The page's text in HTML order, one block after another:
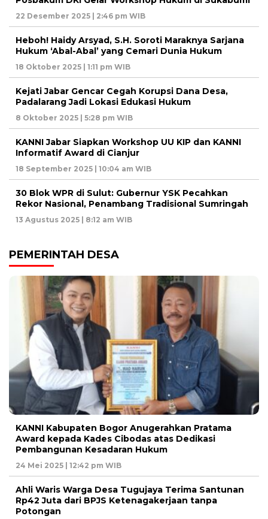
22 Desember 2025 | 2:46 pm WIB
Heboh! Haidy Arsyad, S.H. Soroti Maraknya Sarjana
Hukum ‘Abal-Abal’ yang Cemari Dunia Hukum
18 Oktober 2025 | 1:11 pm WIB
Kejati Jabar Gencar Cegah Korupsi Dana Desa,
Padalarang Jadi Lokasi Edukasi Hukum
8 Oktober 2025 | 5:28 pm WIB
KANNI Jabar Siapkan Workshop UU KIP dan KANNI
Informatif Award di Cianjur
18 September 2025 | 10:04 am WIB
30 Blok WPR di Sulut: Gubernur YSK Pecahkan
Rekor Nasional, Penambang Tradisional Sumringah
13 Agustus 2025 | 8:12 am WIB
PEMERINTAH DESA
KANNI Kabupaten Bogor Anugerahkan Pratama
Award kepada Kades Cibodas atas Dedikasi
Pembangunan Kesadaran Hukum
24 Mei 2025 | 12:42 pm WIB
Ahli Waris Warga Desa Tugujaya Terima Santunan
Rp42 Juta dari BPJS Ketenagakerjaan tanpa
Potongan